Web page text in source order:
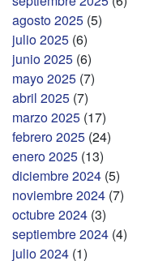
agosto 2025 (5)
julio 2025 (6)
junio 2025 (6)
mayo 2025 (7)
abril 2025 (7)
marzo 2025 (17)
febrero 2025 (24)
enero 2025 (13)
diciembre 2024 (5)
noviembre 2024 (7)
octubre 2024 (3)
septiembre 2024 (4)
julio 2024 (1)